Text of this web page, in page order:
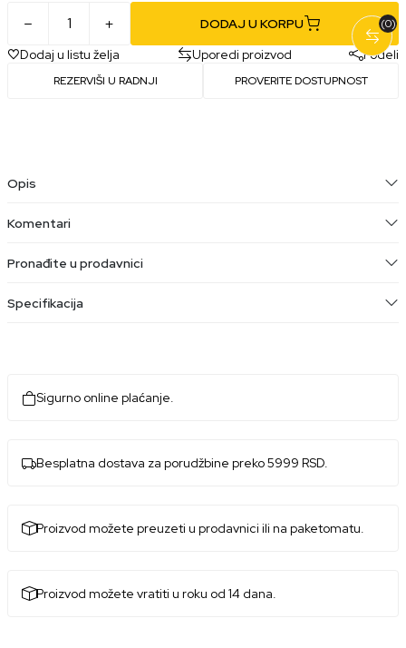
DODAJ U KORPU
Dodaj u listu želja
Uporedi proizvod Podeli
REZERVIŠI U RADNJI PROVERITE DOSTUPNOST
(0)
Opis
Komentari
Pronađite u prodavnici
Specifikacija
Sigurno online plaćanje.
Besplatna dostava za porudžbine preko 5999 RSD.
Proizvod možete preuzeti u prodavnici ili na paketomatu.
Proizvod možete vratiti u roku od 14 dana.